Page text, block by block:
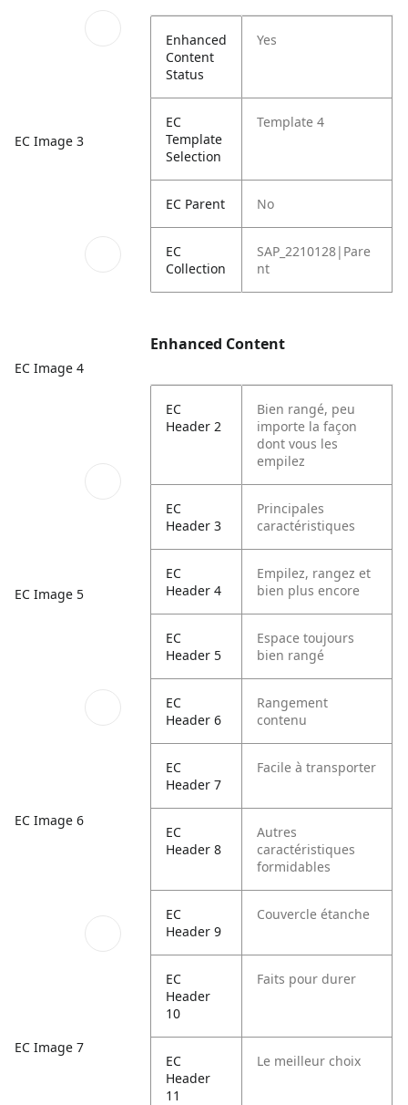
EC Image 3
EC Image 4
EC Image 5
EC Image 6
EC Image 7
Enhanced
Content
Status
Yes
EC
Template
Selection
Template 4
EC Parent No
EC
Collection
SAP_2210128|Pare
nt
Enhanced Content
EC
Header 2
Bien rangé, peu
importe la façon
dont vous les
empilez
EC
Header 3
Principales
caractéristiques
EC
Header 4
Empilez, rangez et
bien plus encore
EC
Header 5
Espace toujours
bien rangé
EC
Header 6
Rangement
contenu
EC
Header 7
Facile à transporter
EC
Header 8
Autres
caractéristiques
formidables
EC
Header 9
Couvercle étanche
EC
Header
10
Faits pour durer
EC
Header
11
Le meilleur choix